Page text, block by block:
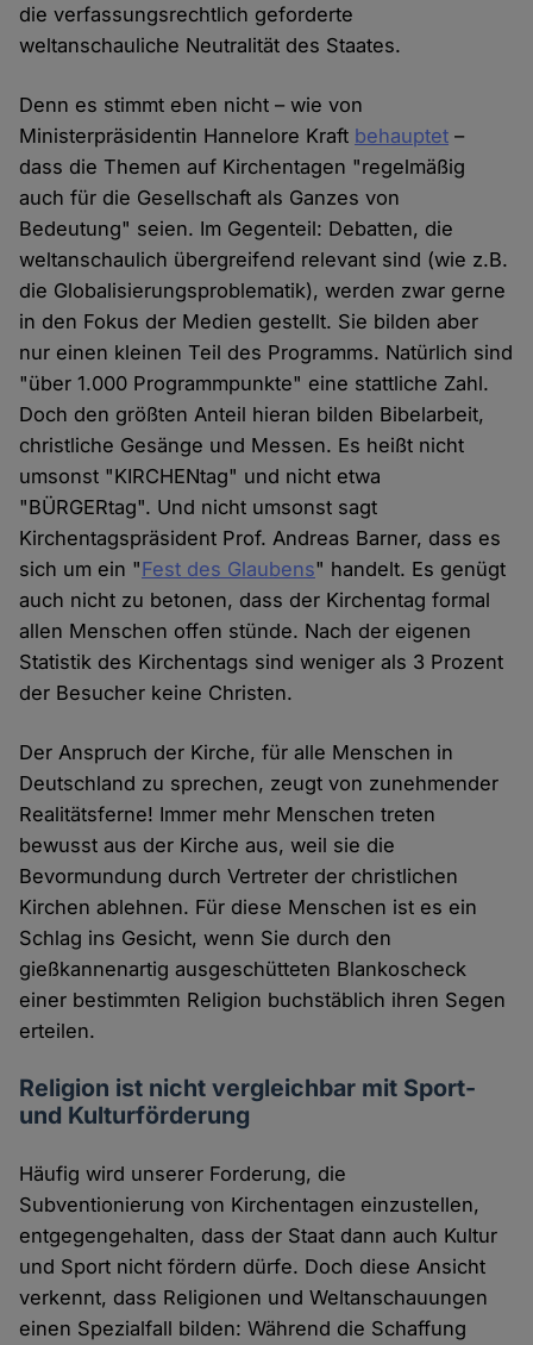
die verfassungsrechtlich geforderte
weltanschauliche Neutralität des Staates.
Denn es stimmt eben nicht – wie von
Ministerpräsidentin Hannelore Kraft behauptet –
dass die Themen auf Kirchentagen "regelmäßig
auch für die Gesellschaft als Ganzes von
Bedeutung" seien. Im Gegenteil: Debatten, die
weltanschaulich übergreifend relevant sind (wie z.B.
die Globalisierungsproblematik), werden zwar gerne
in den Fokus der Medien gestellt. Sie bilden aber
nur einen kleinen Teil des Programms. Natürlich sind
"über 1.000 Programmpunkte" eine stattliche Zahl.
Doch den größten Anteil hieran bilden Bibelarbeit,
christliche Gesänge und Messen. Es heißt nicht
umsonst "KIRCHENtag" und nicht etwa
"BÜRGERtag". Und nicht umsonst sagt
Kirchentagspräsident Prof. Andreas Barner, dass es
sich um ein "Fest des Glaubens" handelt. Es genügt
auch nicht zu betonen, dass der Kirchentag formal
allen Menschen offen stünde. Nach der eigenen
Statistik des Kirchentags sind weniger als 3 Prozent
der Besucher keine Christen.
Der Anspruch der Kirche, für alle Menschen in
Deutschland zu sprechen, zeugt von zunehmender
Realitätsferne! Immer mehr Menschen treten
bewusst aus der Kirche aus, weil sie die
Bevormundung durch Vertreter der christlichen
Kirchen ablehnen. Für diese Menschen ist es ein
Schlag ins Gesicht, wenn Sie durch den
gießkannenartig ausgeschütteten Blankoscheck
einer bestimmten Religion buchstäblich ihren Segen
erteilen.
Religion ist nicht vergleichbar mit Sport-
und Kulturförderung
Häufig wird unserer Forderung, die
Subventionierung von Kirchentagen einzustellen,
entgegengehalten, dass der Staat dann auch Kultur
und Sport nicht fördern dürfe. Doch diese Ansicht
verkennt, dass Religionen und Weltanschauungen
einen Spezialfall bilden: Während die Schaffung